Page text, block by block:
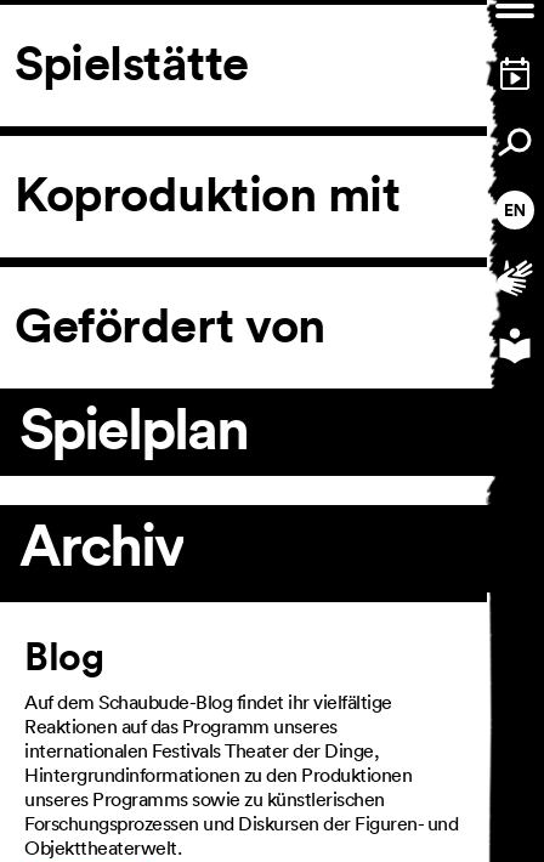
Spielstätte
Koproduktion mit
Gefördert von
Spielplan
Archiv
Artikel
Blog
Auf dem Schaubude-Blog findet ihr vielfältige
Reaktionen auf das Programm unseres
internationalen Festivals Theater der Dinge,
Hintergrundinformationen zu den Produktionen
unseres Programms sowie zu künstlerischen
Forschungsprozessen und Diskursen der Figuren- und
Objekttheaterwelt.